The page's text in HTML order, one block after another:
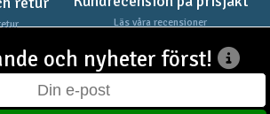
Läs våra recensioner
och nyheter först!